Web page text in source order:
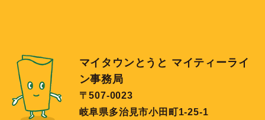
マイタウンとうと マイティーライ
ン事務局
〒507-0023
岐阜県多治見市小田町1-25-1